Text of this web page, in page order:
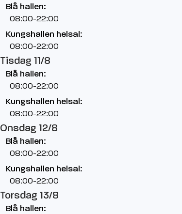
Blå hallen:
08:00-22:00
Kungshallen helsal:
08:00-22:00
Tisdag 11/8
Blå hallen:
08:00-22:00
Kungshallen helsal:
08:00-22:00
Onsdag 12/8
Blå hallen:
08:00-22:00
Kungshallen helsal:
08:00-22:00
Torsdag 13/8
Blå hallen: